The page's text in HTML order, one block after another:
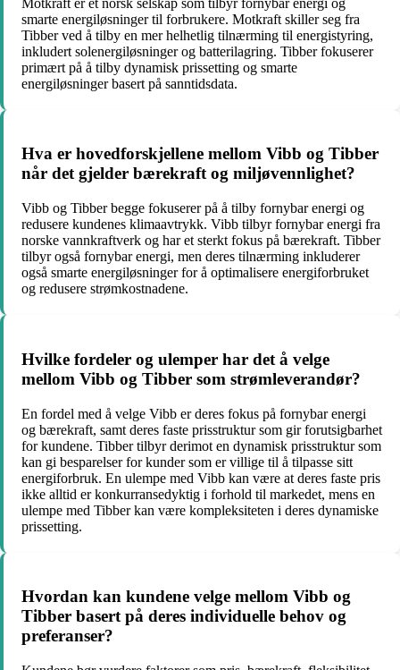
smarte energiløsninger til forbrukere. Motkraft skiller seg fra
Tibber ved å tilby en mer helhetlig tilnærming til energistyring,
inkludert solenergiløsninger og batterilagring. Tibber fokuserer
primært på å tilby dynamisk prissetting og smarte
energiløsninger basert på sanntidsdata.
Hva er hovedforskjellene mellom Vibb og Tibber
når det gjelder bærekraft og miljøvennlighet?
Vibb og Tibber begge fokuserer på å tilby fornybar energi og
redusere kundenes klimaavtrykk. Vibb tilbyr fornybar energi fra
norske vannkraftverk og har et sterkt fokus på bærekraft. Tibber
tilbyr også fornybar energi, men deres tilnærming inkluderer
også smarte energiløsninger for å optimalisere energiforbruket
og redusere strømkostnadene.
Hvilke fordeler og ulemper har det å velge
mellom Vibb og Tibber som strømleverandør?
En fordel med å velge Vibb er deres fokus på fornybar energi
og bærekraft, samt deres faste prisstruktur som gir forutsigbarhet
for kundene. Tibber tilbyr derimot en dynamisk prisstruktur som
kan gi besparelser for kunder som er villige til å tilpasse sitt
energiforbruk. En ulempe med Vibb kan være at deres faste pris
ikke alltid er konkurransedyktig i forhold til markedet, mens en
ulempe med Tibber kan være kompleksiteten i deres dynamiske
prissetting.
Hvordan kan kundene velge mellom Vibb og
Tibber basert på deres individuelle behov og
preferanser?